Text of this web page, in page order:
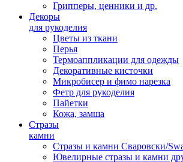
Грипперы, ценники и др.
Декоры
для рукоделия
Цветы из ткани
Перья
Термоаппликации для одежды
Декоративные кисточки
Микробисер и фимо нарезка
Фетр для рукоделия
Пайетки
Кожа, замша
Стразы
камни
Стразы и камни Сваровски/
Ювелирные стразы и камни